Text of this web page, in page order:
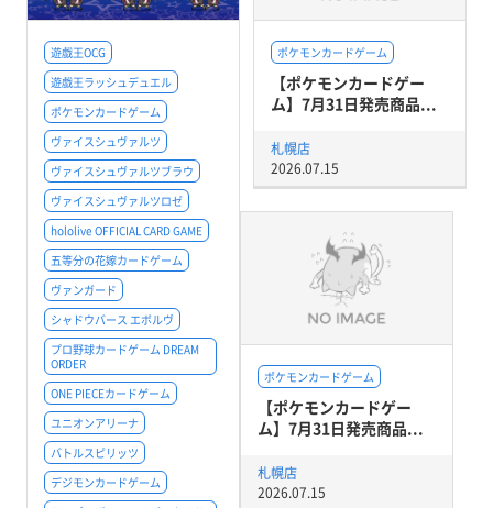
遊戯王OCG
遊戯王ラッシュデュエル
ポケモンカードゲーム
ヴァイスシュヴァルツ
ヴァイスシュヴァルツブラウ
ヴァイスシュヴァルツロゼ
hololive OFFICIAL CARD GAME
五等分の花嫁カードゲーム
ヴァンガード
シャドウバース エボルヴ
プロ野球カードゲーム DREAM
ORDER
ONE PIECEカードゲーム
ユニオンアリーナ
バトルスピリッツ
デジモンカードゲーム
ポケモンカードゲーム
【ポケモンカードゲー
ム】7月31日発売商品...
札幌店
2026.07.15
ポケモンカードゲーム
【ポケモンカードゲー
ム】7月31日発売商品...
札幌店
2026.07.15